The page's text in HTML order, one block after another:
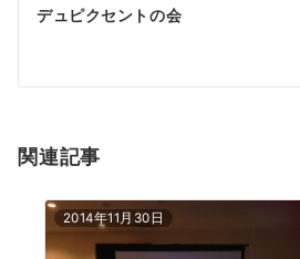
ゲ
シ
ン
デュピクセントの会
関連記事
2014年11月30日